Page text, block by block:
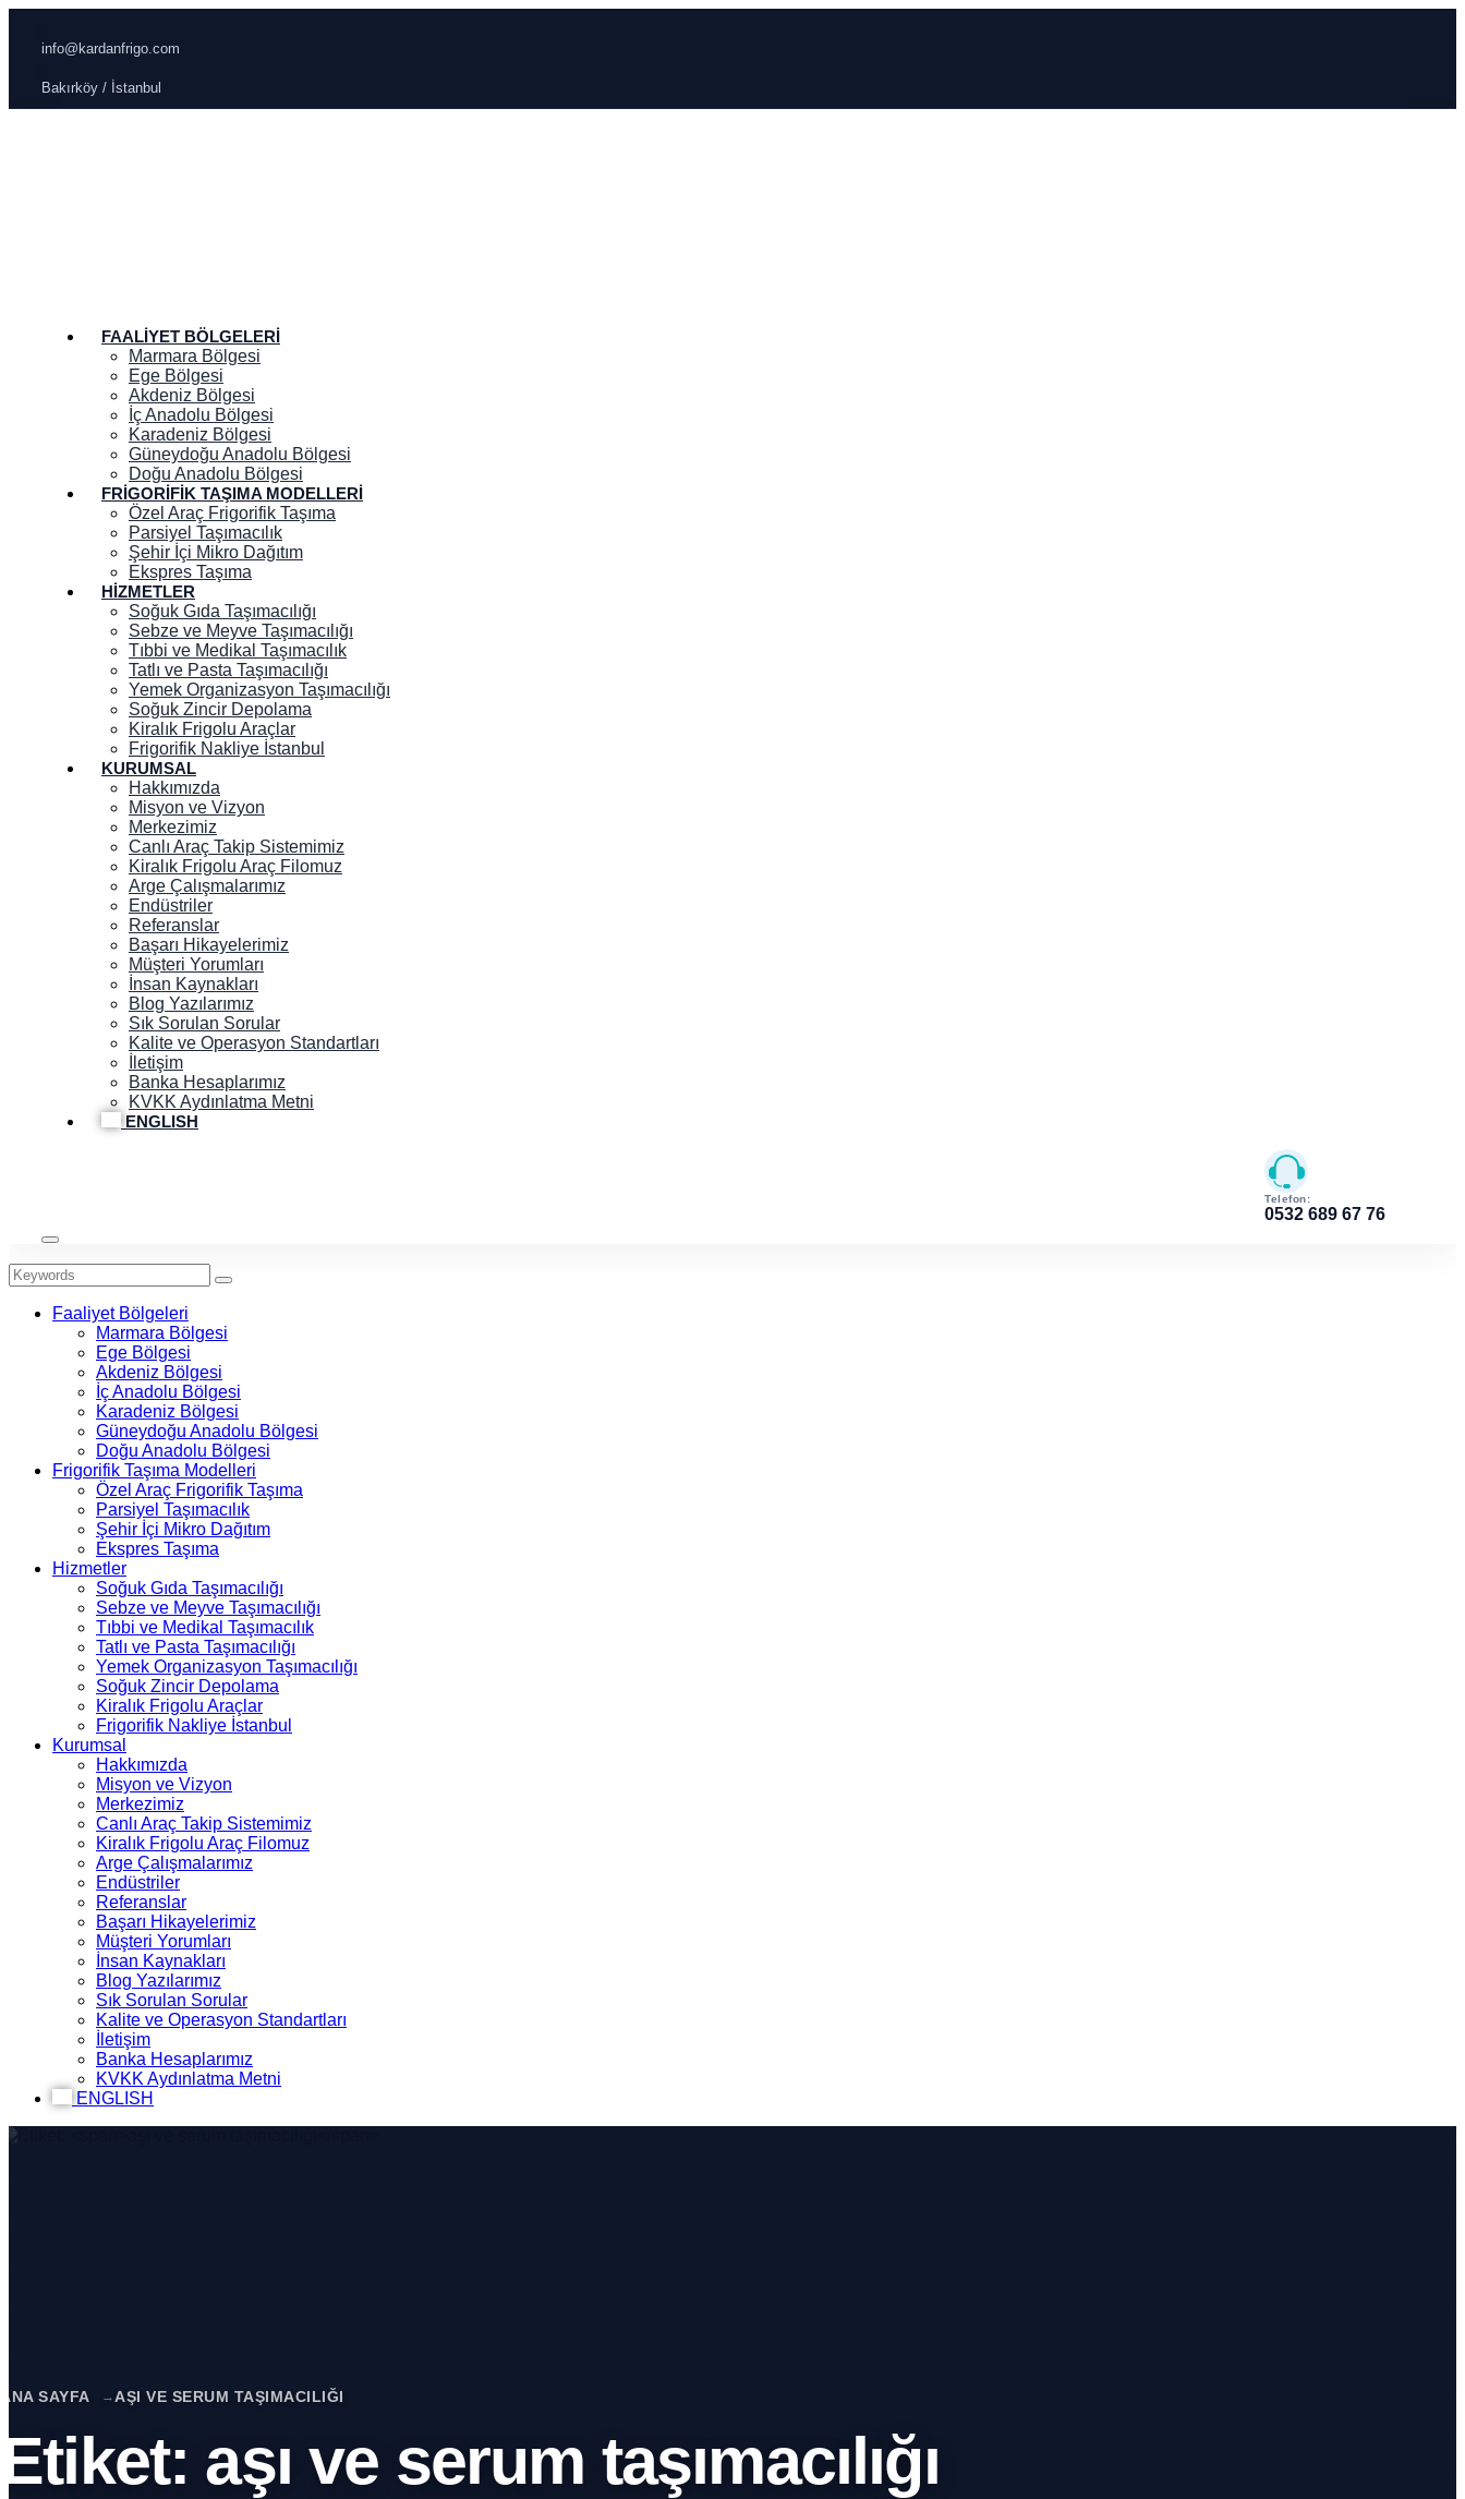
info@kardanfrigo.com
Bakırköy / İstanbul
FAALIYET BÖLGELERI
Marmara Bölgesi
Ege Bölgesi
Akdeniz Bölgesi
İç Anadolu Bölgesi
Karadeniz Bölgesi
Güneydoğu Anadolu Bölgesi
Doğu Anadolu Bölgesi
FRIGORIFIK TAŞIMA MODELLERI
Özel Araç Frigorifik Taşıma
Parsiyel Taşımacılık
Şehir İçi Mikro Dağıtım
Ekspres Taşıma
HIZMETLER
Soğuk Gıda Taşımacılığı
Sebze ve Meyve Taşımacılığı
Tıbbi ve Medikal Taşımacılık
Tatlı ve Pasta Taşımacılığı
Yemek Organizasyon Taşımacılığı
Soğuk Zincir Depolama
Kiralık Frigolu Araçlar
Frigorifik Nakliye İstanbul
KURUMSAL
Hakkımızda
Misyon ve Vizyon
Merkezimiz
Canlı Araç Takip Sistemimiz
Kiralık Frigolu Araç Filomuz
Arge Çalışmalarımız
Endüstriler
Referanslar
Başarı Hikayelerimiz
Müşteri Yorumları
İnsan Kaynakları
Blog Yazılarımız
Sık Sorulan Sorular
Kalite ve Operasyon Standartları
İletişim
Banka Hesaplarımız
KVKK Aydınlatma Metni
ENGLISH
Telefon:
0532 689 67 76
Faaliyet Bölgeleri
Marmara Bölgesi
Ege Bölgesi
Akdeniz Bölgesi
İç Anadolu Bölgesi
Karadeniz Bölgesi
Güneydoğu Anadolu Bölgesi
Doğu Anadolu Bölgesi
Frigorifik Taşıma Modelleri
Özel Araç Frigorifik Taşıma
Parsiyel Taşımacılık
Şehir İçi Mikro Dağıtım
Ekspres Taşıma
Hizmetler
Soğuk Gıda Taşımacılığı
Sebze ve Meyve Taşımacılığı
Tıbbi ve Medikal Taşımacılık
Tatlı ve Pasta Taşımacılığı
Yemek Organizasyon Taşımacılığı
Soğuk Zincir Depolama
Kiralık Frigolu Araçlar
Frigorifik Nakliye İstanbul
Kurumsal
Hakkımızda
Misyon ve Vizyon
Merkezimiz
Canlı Araç Takip Sistemimiz
Kiralık Frigolu Araç Filomuz
Arge Çalışmalarımız
Endüstriler
Referanslar
Başarı Hikayelerimiz
Müşteri Yorumları
İnsan Kaynakları
Blog Yazılarımız
Sık Sorulan Sorular
Kalite ve Operasyon Standartları
İletişim
Banka Hesaplarımız
KVKK Aydınlatma Metni
ENGLISH
ANA SAYFA AŞI VE SERUM TAŞIMACILIĞI
Etiket: aşı ve serum taşımacılığı